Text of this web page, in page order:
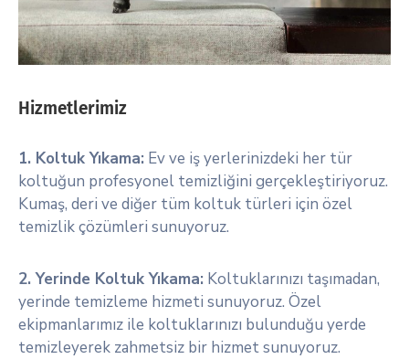
Hizmetlerimiz
1. Koltuk Yıkama: Ev ve iş yerlerinizdeki her tür
koltuğun profesyonel temizliğini gerçekleştiriyoruz.
Kumaş, deri ve diğer tüm koltuk türleri için özel
temizlik çözümleri sunuyoruz.
2. Yerinde Koltuk Yıkama: Koltuklarınızı taşımadan,
yerinde temizleme hizmeti sunuyoruz. Özel
ekipmanlarımız ile koltuklarınızı bulunduğu yerde
temizleyerek zahmetsiz bir hizmet sunuyoruz.